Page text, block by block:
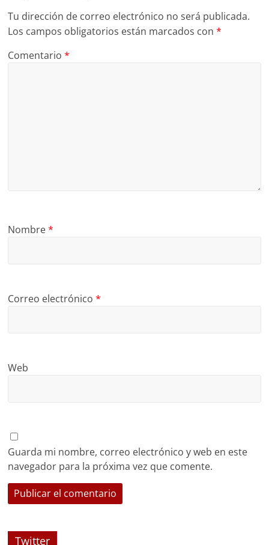
Tu dirección de correo electrónico no será publicada.
Los campos obligatorios están marcados con*
Comentario*
Nombre*
Correo electrónico*
Web
Guarda mi nombre, correo electrónico y web en este
navegador para la próxima vez que comente.
Twitter